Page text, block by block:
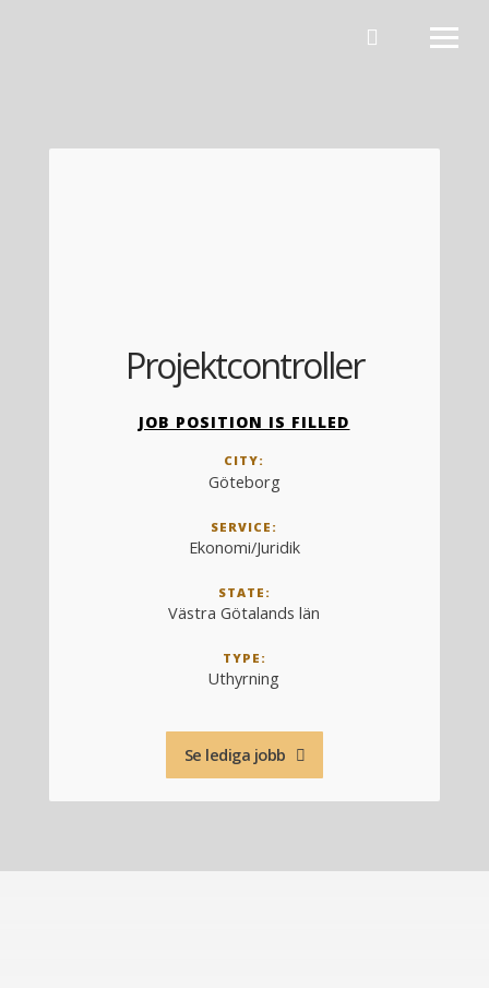
JOB POSITION IS FILLED
CITY:
Göteborg
SERVICE:
Ekonomi/Juridik
STATE:
Västra Götalands län
TYPE:
Uthyrning
Projektcontroller
Se lediga jobb